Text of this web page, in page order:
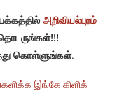
அறிவியல்புரம்
கொள்ளுங்கள்.
இங்கே கிளிக்